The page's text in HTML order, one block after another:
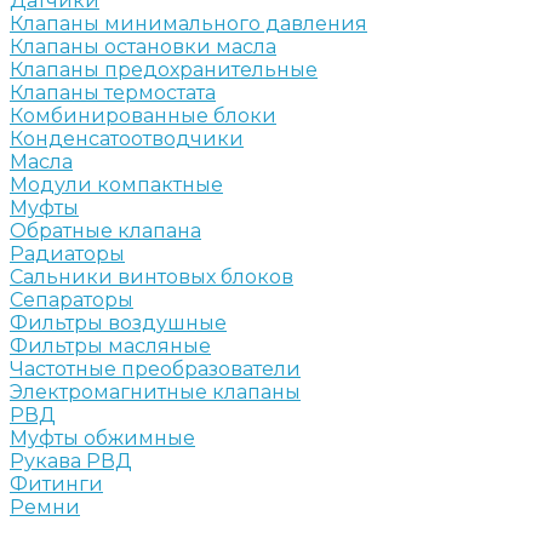
Клапаны минимального давления
Клапаны остановки масла
Клапаны предохранительные
Клапаны термостата
Комбинированные блоки
Конденсатоотводчики
Масла
Модули компактные
Муфты
Обратные клапана
Радиаторы
Сальники винтовых блоков
Сепараторы
Фильтры воздушные
Фильтры масляные
Частотные преобразователи
Электромагнитные клапаны
РВД
Муфты обжимные
Рукава РВД
Фитинги
Ремни